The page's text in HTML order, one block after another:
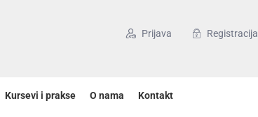
Prijava Registracija
Kursevi i prakse O nama Kontakt